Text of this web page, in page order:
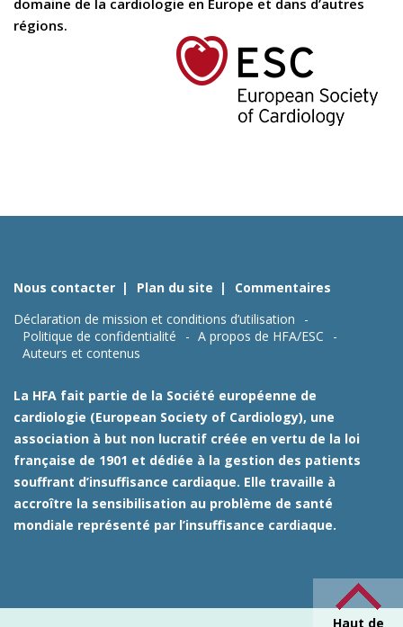
domaine de la cardiologie en Europe et dans d’autres
régions.
Nous contacter Plan du site
Commentaires
Déclaration de mission et conditions d’utilisation
Politique de confidentialité
A propos de HFA/ESC
Auteurs et contenus
La HFA fait partie de la Société européenne de
cardiologie (European Society of Cardiology), une
association à but non lucratif créée en vertu de la loi
française de 1901 et dédiée à la gestion des patients
souffrant d’insuffisance cardiaque. Elle travaille à
accroître la sensibilisation au problème de santé
mondiale représenté par l’insuffisance cardiaque.
Haut de